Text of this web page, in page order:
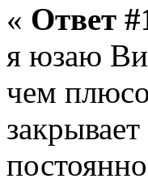
« Ответ
я юзаю
чем